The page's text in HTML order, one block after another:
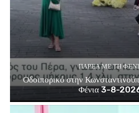
ΠΑΡΈΑ ΜΕ ΤΗ
Οδοιπορικό στην
Φένια 3-8-2026